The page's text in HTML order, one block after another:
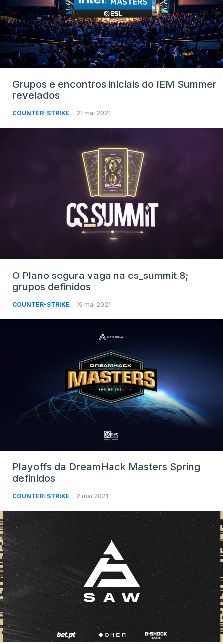
Grupos e encontros iniciais do IEM Summer
revelados
COUNTER-STRIKE 21 mai 2021
O Plano segura vaga na cs_summit 8;
grupos definidos
COUNTER-STRIKE 19 mai 2021
Playoffs da DreamHack Masters Spring
definidos
COUNTER-STRIKE 2 mai 2021